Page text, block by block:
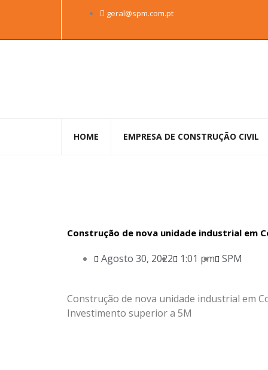
geral@spm.com.pt
HOME EMPRESA DE CONSTRUÇÃO CIVIL
Construção de nova unidade industrial em
Agosto 30, 2022 1:01 pm SPM
Construção de nova unidade industrial em
Investimento superior a 5M